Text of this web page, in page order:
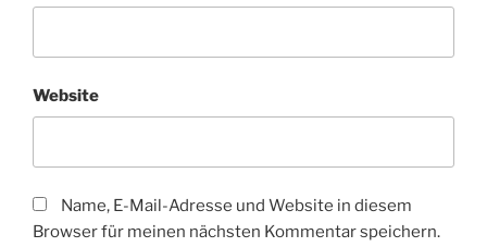
Website
Name, E-Mail-Adresse und Website in diesem
Browser für meinen nächsten Kommentar speichern.